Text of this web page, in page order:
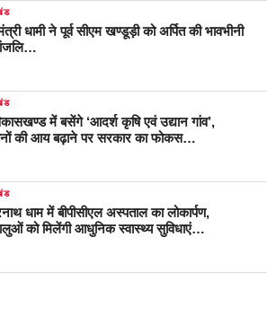
धामी ने पूर्व सीएम खण्डूड़ी को अर्पित की भावभीनी
में बसेंगे ‘आदर्श कृषि एवं उद्यान गांव’,
की आय बढ़ाने पर सरकार का फोकस…
धाम में बीपीसीएल अस्पताल का लोकार्पण,
को मिलेंगी आधुनिक स्वास्थ्य सुविधाएं…